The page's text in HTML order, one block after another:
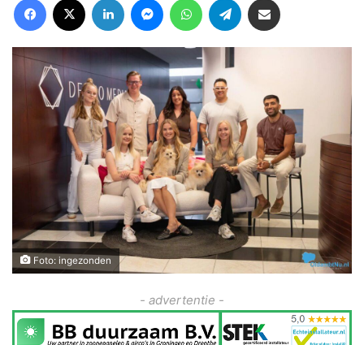
Foto: ingezonden
- advertentie -